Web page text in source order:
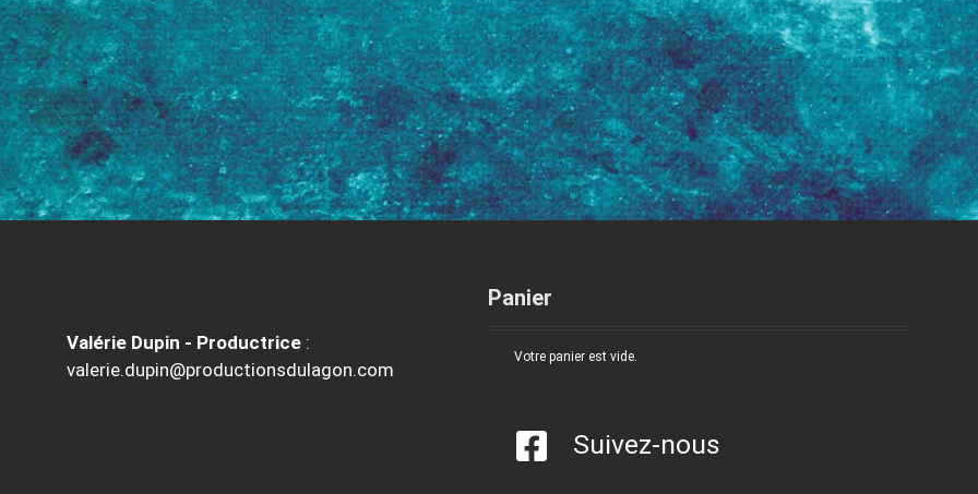
Valérie Dupin - Productrice:
valerie.dupin@productionsdulagon.com
Panier
Votre panier est vide.
Suivez-nous